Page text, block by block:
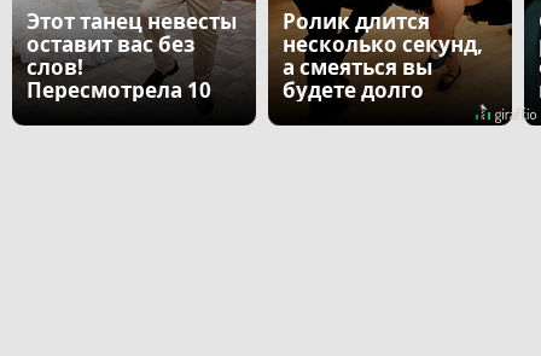
Этот танец невесты
оставит вас без
слов!
Пересмотрела 10
Ролик длится
несколько секунд,
а смеяться вы
будете долго